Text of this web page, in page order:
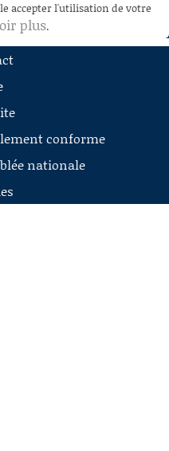
accepter l'utilisation de votre
plus.
conforme
nationale